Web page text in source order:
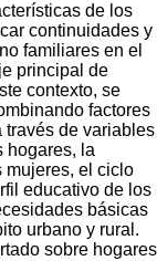
de los
continuidades y
familiares en el
principal de
contexto, se
factores
través de variables
hogares, la
mujeres, el ciclo
educativo de los
básicas
urbano y rural.
sobre hogares